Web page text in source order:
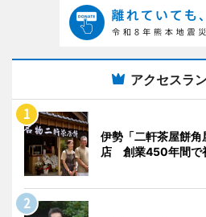
アクセスラ
伊勢「二軒茶屋餅
店 創業450年間で